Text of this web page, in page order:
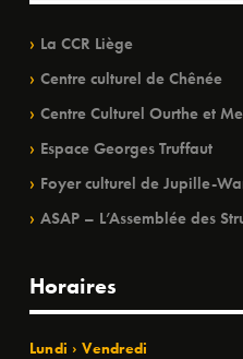
La CCR Liège
Centre culturel de Chênée
Centre Culturel Ourthe et
Espace Georges Truffaut
Foyer culturel de Jupille-
ASAP – L’Assemblée des
Horaires
Lundi › Vendredi